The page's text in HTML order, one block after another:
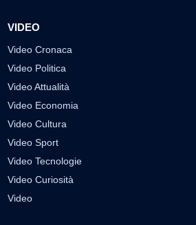
VIDEO
Video Cronaca
Video Politica
Video Attualità
Video Economia
Video Cultura
Video Sport
Video Tecnologie
Video Curiosità
Video